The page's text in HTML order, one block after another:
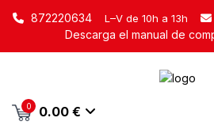
872220634 L–V de 10h a 13h
Descarga el manual de
0 0.00 €